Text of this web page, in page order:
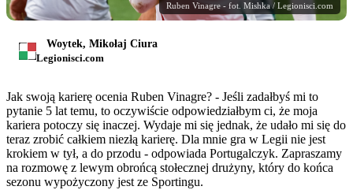
Ruben Vinagre - fot. Mishka / Legionisci.com
Woytek, Mikołaj Ciura
Legionisci.com
Jak swoją karierę ocenia Ruben Vinagre? - Jeśli zadałbyś mi to
pytanie 5 lat temu, to oczywiście odpowiedziałbym ci, że moja
kariera potoczy się inaczej. Wydaje mi się jednak, że udało mi się do
teraz zrobić całkiem niezłą karierę. Dla mnie gra w Legii nie jest
krokiem w tył, a do przodu - odpowiada Portugalczyk. Zapraszamy
na rozmowę z lewym obrońcą stołecznej drużyny, który do końca
sezonu wypożyczony jest ze Sportingu.